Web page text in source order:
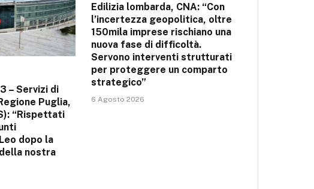
– Servizi di
Puglia,
“Rispettati
dopo la
nostra
Edilizia lombarda, CNA: “Con
l’incertezza geopolitica, oltre
150mila imprese rischiano una
nuova fase di difficoltà.
Servono interventi strutturati
per proteggere un comparto
strategico”
6 Agosto 2026